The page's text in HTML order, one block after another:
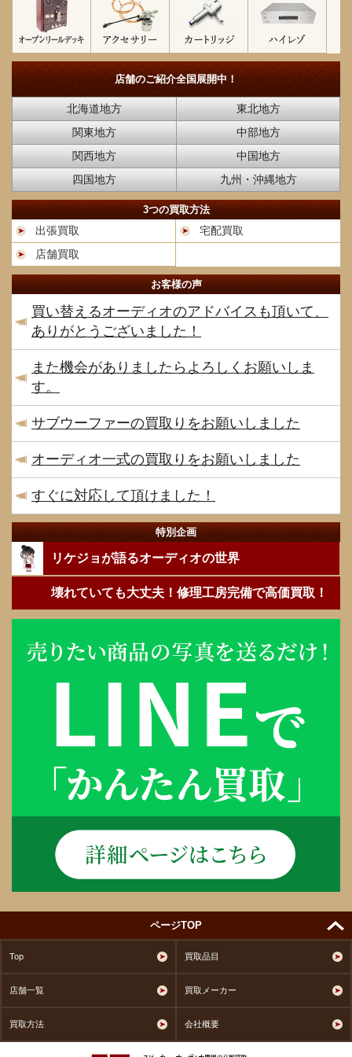
店舗のご紹介全国展開中！
北海道地方
東北地方
関東地方
中部地方
関西地方
中国地方
四国地方
九州・沖縄地方
3つの買取方法
出張買取
宅配買取
店舗買取
お客様の声
買い替えるオーディオのアドバイスも頂いて、
ありがとうございました！
また機会がありましたらよろしくお願いしま
す。
サブウーファーの買取りをお願いしました
オーディオ一式の買取りをお願いしました
すぐに対応して頂けました！
特別企画
リケジョが語るオーディオの世界
壊れていても大丈夫！修理工房完備で高価買取！
ページTOP
Top 買取品目
店舗一覧 買取メーカー
買取方法 会社概要